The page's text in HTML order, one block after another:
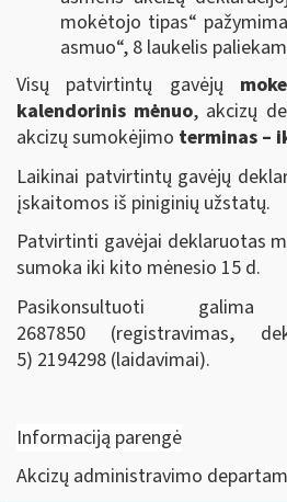
mokėtojo tipas“
asmuo“, 8 laukelis
Visų patvirtintų gavėjų
kalendorinis mėnuo, akcizų
akcizų sumokėjimo terminas –
Laikinai patvirtintų gavėjų
įskaitomos iš piniginių užstatų.
Patvirtinti gavėjai deklaruotas
sumoka iki kito mėnesio 15 d.
Pasikonsultuoti
2687850 (registravimas,
5) 2194298 (laidavimai).
Informaciją parengė
Akcizų administravimo